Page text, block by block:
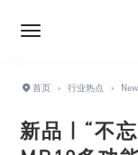
首页 › 行业热点 ›
新品 | “不